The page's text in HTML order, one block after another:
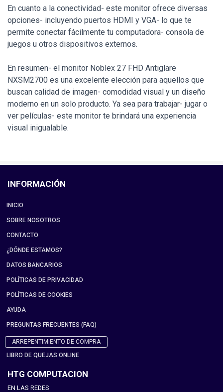
En cuanto a la conectividad- este monitor ofrece diversas
opciones- incluyendo puertos HDMI y VGA- lo que te
permite conectar fácilmente tu computadora- consola de
juegos u otros dispositivos externos.
En resumen- el monitor Noblex 27 FHD Antiglare
NXSM2700 es una excelente elección para aquellos que
buscan calidad de imagen- comodidad visual y un diseño
moderno en un solo producto. Ya sea para trabajar- jugar o
ver películas- este monitor te brindará una experiencia
visual inigualable.
INFORMACIÓN
INICIO
SOBRE NOSOTROS
CONTACTO
¿DÓNDE ESTAMOS?
DATOS BANCARIOS
POLÍTICAS DE PRIVACIDAD
POLÍTICAS DE COOKIES
AYUDA
PREGUNTAS FRECUENTES (FAQ)
ARREPENTIMIENTO DE COMPRA
LIBRO DE QUEJAS ONLINE
HTG COMPUTACION
EN LAS REDES